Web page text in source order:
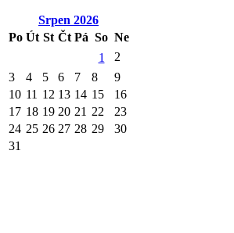
Srpen 2026
Po Út St Čt Pá So Ne
1
2
3
4 5 6 7 8
9
10 11 12 13 14 15
16
17 18 19 20 21 22
23
24 25 26 27 28 29
30
31